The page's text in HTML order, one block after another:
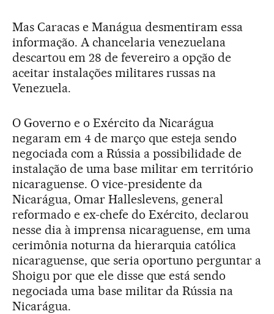
Mas Caracas e Manágua desmentiram essa
informação. A chancelaria venezuelana
descartou em 28 de fevereiro a opção de
aceitar instalações militares russas na
Venezuela.
O Governo e o Exército da Nicarágua
negaram em 4 de março que esteja sendo
negociada com a Rússia a possibilidade de
instalação de uma base militar em território
nicaraguense. O vice-presidente da
Nicarágua, Omar Halleslevens, general
reformado e ex-chefe do Exército, declarou
nesse dia à imprensa nicaraguense, em uma
cerimônia noturna da hierarquia católica
nicaraguense, que seria oportuno perguntar a
Shoigu por que ele disse que está sendo
negociada uma base militar da Rússia na
Nicarágua.